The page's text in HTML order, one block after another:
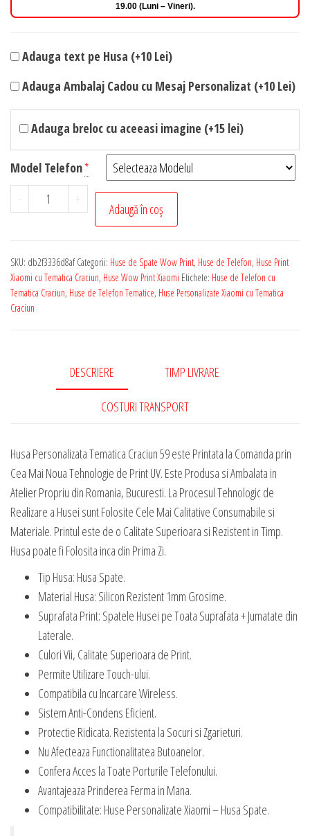
19.00 (Luni – Vineri).
Adauga text pe Husa (+10 Lei)
Adauga Ambalaj Cadou cu Mesaj Personalizat (+10 Lei)
Adauga breloc cu aceeasi imagine (+15 lei)
Model Telefon*
-
Cantitate
Husa
Personalizata
pentru
Orice
Tematica
+
Adaugă în coș
SKU: db2f3336d8af Categorii: Huse de Spate Wow Print, Huse de Telefon, Huse Print
Xiaomi cu Tematica Craciun, Huse Wow Print Xiaomi Etichete: Huse de Telefon cu
Tematica Craciun, Huse de Telefon Tematice, Huse Personalizate Xiaomi cu Tematica
Craciun
DESCRIERE TIMP LIVRARE
COSTURI TRANSPORT
Husa Personalizata Tematica Craciun 59 este Printata la Comanda prin
Cea Mai Noua Tehnologie de Print UV. Este Produsa si Ambalata in
Atelier Propriu din Romania, Bucuresti. La Procesul Tehnologic de
Realizare a Husei sunt Folosite Cele Mai Calitative Consumabile si
Materiale. Printul este de o Calitate Superioara si Rezistent in Timp.
Husa poate fi Folosita inca din Prima Zi.
Tip Husa: Husa Spate.
Material Husa: Silicon Rezistent 1mm Grosime.
Suprafata Print: Spatele Husei pe Toata Suprafata + Jumatate din
Laterale.
Culori Vii, Calitate Superioara de Print.
Permite Utilizare Touch-ului.
Compatibila cu Incarcare Wireless.
Sistem Anti-Condens Eficient.
Protectie Ridicata. Rezistenta la Socuri si Zgarieturi.
Nu Afecteaza Functionalitatea Butoanelor.
Confera Acces la Toate Porturile Telefonului.
Avantajeaza Prinderea Ferma in Mana.
Compatibilitate: Huse Personalizate Xiaomi – Husa Spate.